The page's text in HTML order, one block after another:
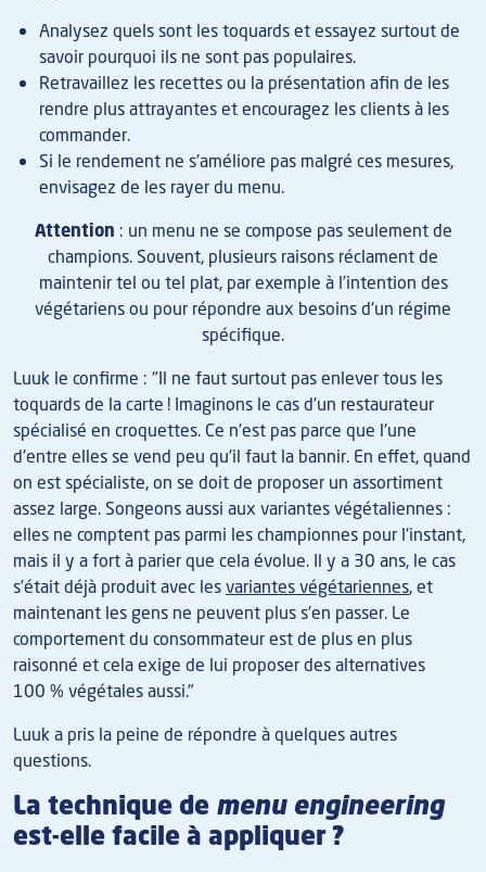
Analysez quels sont les toquards et essayez surtout de
savoir pourquoi ils ne sont pas populaires.
Retravaillez les recettes ou la présentation afin de les
rendre plus attrayantes et encouragez les clients à les
commander.
Si le rendement ne s'améliore pas malgré ces mesures,
envisagez de les rayer du menu.
Attention : un menu ne se compose pas seulement de
champions. Souvent, plusieurs raisons réclament de
maintenir tel ou tel plat, par exemple à l’intention des
végétariens ou pour répondre aux besoins d'un régime
spécifique.
Luuk le confirme : "Il ne faut surtout pas enlever tous les
toquards de la carte ! Imaginons le cas d'un restaurateur
spécialisé en croquettes. Ce n'est pas parce que l'une
d'entre elles se vend peu qu'il faut la bannir. En effet, quand
on est spécialiste, on se doit de proposer un assortiment
assez large. Songeons aussi aux variantes végétaliennes :
elles ne comptent pas parmi les championnes pour l'instant,
mais il y a fort à parier que cela évolue. Il y a 30 ans, le cas
s’était déjà produit avec lesvariantes végétariennes, et
maintenant les gens ne peuvent plus s'en passer. Le
comportement du consommateur est de plus en plus
raisonné et cela exige de lui proposer des alternatives
100 % végétales aussi."
Luuk a pris la peine de répondre à quelques autres
questions.
La technique de menu engineering
est-elle facile à appliquer ?